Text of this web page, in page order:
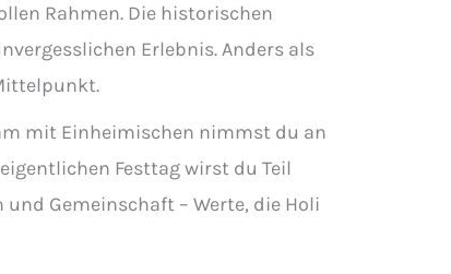
Rahmen. Die historischen
Erlebnis. Anders als
mit Einheimischen nimmst du an
Festtag wirst du Teil
Gemeinschaft – Werte, die Holi